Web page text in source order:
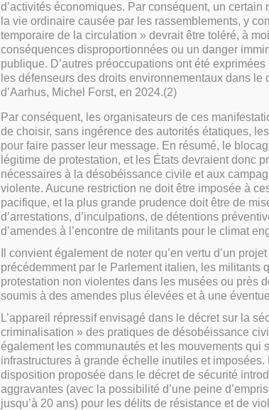
d’activités économiques. Par conséquent, un certain
la vie ordinaire causée par les rassemblements, y
temporaire de la circulation » devrait être toléré, à
conséquences disproportionnées ou un danger
publique. D’autres préoccupations ont été
les défenseurs des droits environnementaux dans le
d’Aarhus, Michel Forst, en 2024.(2)
Par conséquent, les organisateurs de ces
de choisir, sans ingérence des autorités étatiques,
pour faire passer leur message. En résumé, le
légitime de protestation, et les États devraient donc
nécessaires à la désobéissance civile et aux
violente. Aucune restriction ne doit être imposée à
pacifique, et la plus grande prudence doit être de
d’arrestations, d’inculpations, de détentions
d’amendes à l’encontre de militants pour le climat
Il convient également de noter qu’en vertu d’un
précédemment par le Parlement italien, les militants
protestation non violentes dans les musées ou près
soumis à des amendes plus élevées et à une
L’appareil répressif envisagé dans le décret sur la
criminalisation » des pratiques de désobéissance
également les communautés et les mouvements qui
infrastructures à grande échelle inutiles et imposées.
disposition proposée dans le décret de sécurité
aggravantes (avec la possibilité d’une peine
jusqu’à 20 ans) pour les délits de résistance et de